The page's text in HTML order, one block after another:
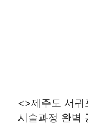
<>제주도 서귀
시술과정 완벽